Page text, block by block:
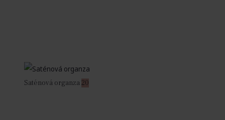
Saténová organza 20